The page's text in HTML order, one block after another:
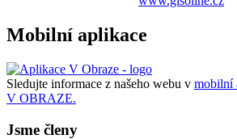
Mobilní aplikace
Sledujte informace z našeho webu v mobilní
V OBRAZE.
Jsme členy